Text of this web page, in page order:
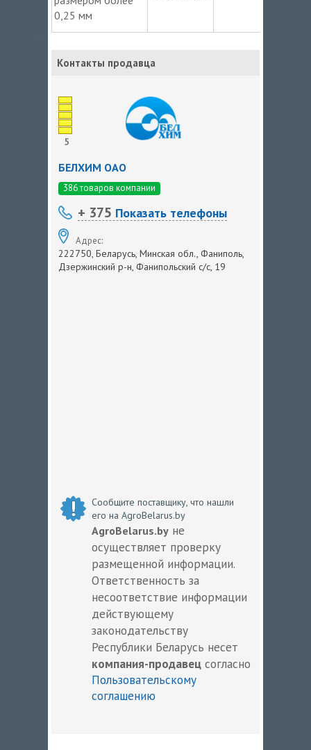
0,25 мм
Контакты продавца
5
БЕЛХИМ ОАО
386 товаров компании
+ 375 Показать телефоны
Адрес:
222750, Беларусь, Минская обл., Фаниполь,
Дзержинский р-н, Фанипольский с/с, 19
Сообщите поставщику, что нашли
его на AgroBelarus.by
AgroBelarus.by не
осуществляет проверку
размещенной информации.
Ответственность за
несоответствие информации
действующему
законодательству
Республики Беларусь несет
компания-продавец согласно
Пользовательскому
соглашению